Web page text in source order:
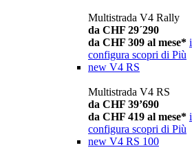
Multistrada V4 Rally
da CHF 29´290
da CHF 309 al mese* i
configura scopri di Più
new V4 RS
Multistrada V4 RS
da CHF 39’690
da CHF 419 al mese* i
configura scopri di Più
new V4 RS 100